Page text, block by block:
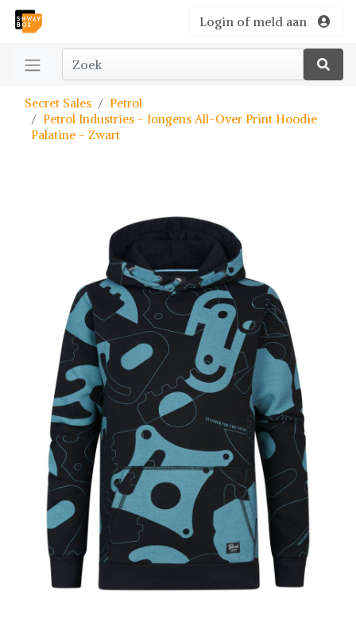
Login of meld aan
Secret Sales
Petrol
Petrol Industries - Jongens All-Over Print Hoodie
Palatine - Zwart